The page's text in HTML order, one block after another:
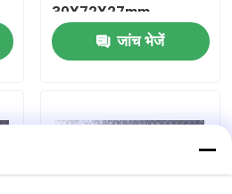
30X72X27mm
जांच भेजें